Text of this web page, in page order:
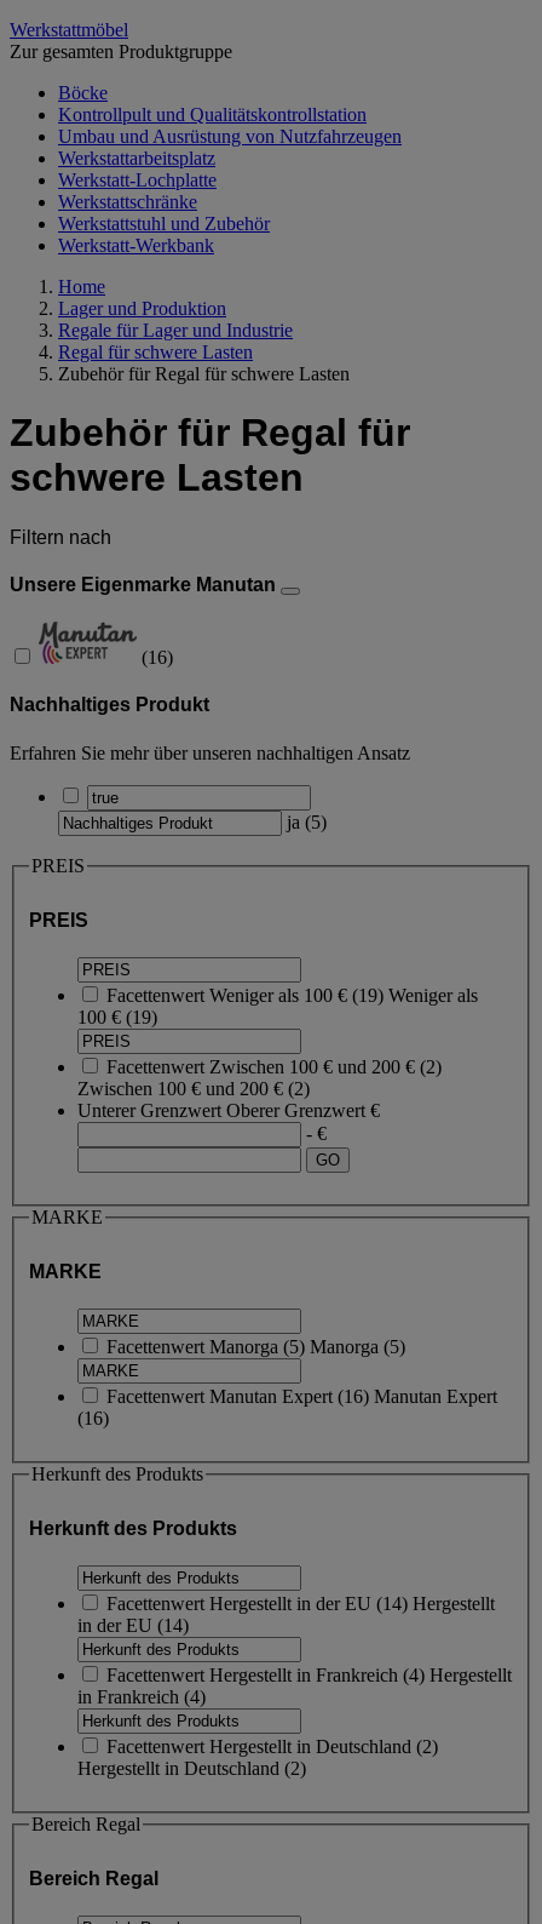
Werkstattmöbel
Zur gesamten Produktgruppe
Böcke
Kontrollpult und Qualitätskontrollstation
Umbau und Ausrüstung von Nutzfahrzeugen
Werkstattarbeitsplatz
Werkstatt-Lochplatte
Werkstattschränke
Werkstattstuhl und Zubehör
Werkstatt-Werkbank
Home
Lager und Produktion
Regale für Lager und Industrie
Regal für schwere Lasten
Zubehör für Regal für schwere Lasten
Zubehör für Regal für
schwere Lasten
Filtern nach
Unsere Eigenmarke Manutan
(16)
Nachhaltiges Produkt
Erfahren Sie mehr über unseren nachhaltigen Ansatz
ja (5)
PREIS
PREIS
Facettenwert Weniger als 100 € (19) Weniger als
100 € (19)
Facettenwert Zwischen 100 € und 200 € (2)
Zwischen 100 € und 200 € (2)
Unterer Grenzwert Oberer Grenzwert €
- €
MARKE
MARKE
Facettenwert Manorga (5) Manorga (5)
Facettenwert Manutan Expert (16) Manutan Expert
(16)
Herkunft des Produkts
Herkunft des Produkts
Facettenwert Hergestellt in der EU (14) Hergestellt
in der EU (14)
Facettenwert Hergestellt in Frankreich (4) Hergestellt
in Frankreich (4)
Facettenwert Hergestellt in Deutschland (2)
Hergestellt in Deutschland (2)
Bereich Regal
Bereich Regal